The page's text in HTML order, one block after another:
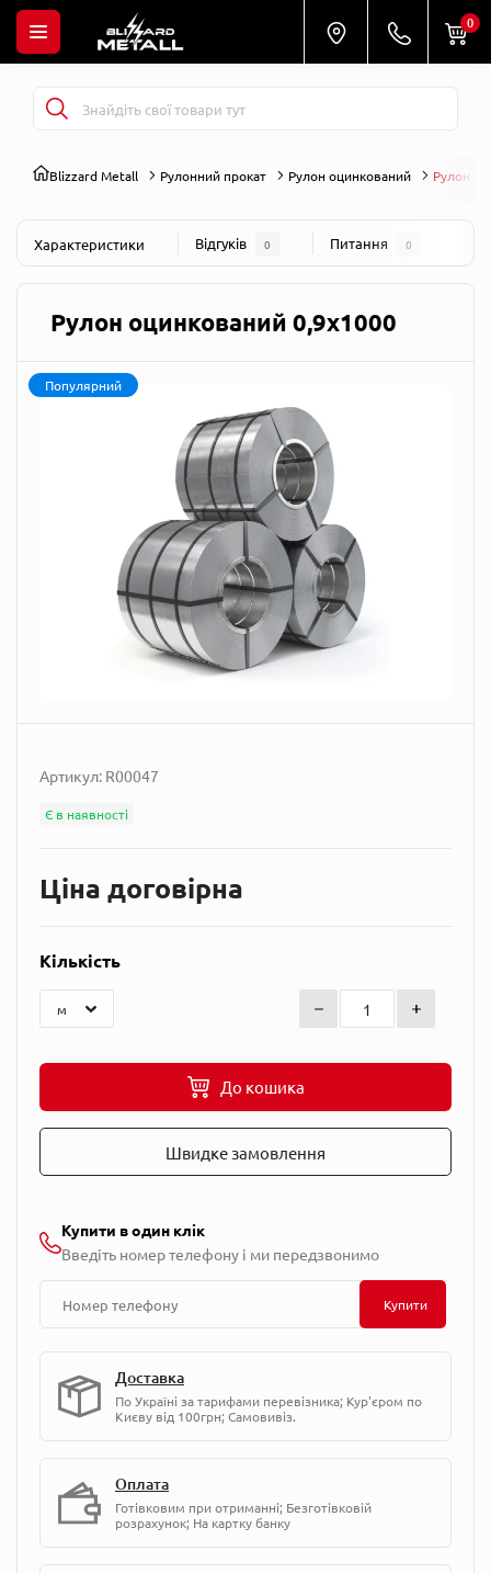
0
Blizzard Metall Рулонний прокат Рулон оцинкований Рулон
Характеристики Відгуків 0 Питання 0
Рулон оцинкований 0,9х1000
Популярний
Артикул: R00047
Є в наявності
Ціна договірна
Кількість
До кошика
Швидке замовлення
Купити в один клік
Введіть номер телефону і ми передзвонимо
Купити
Доставка
По Україні за тарифами перевізника; Кур'єром по
Києву від 100грн; Самовивіз.
Оплата
Готівковим при отриманні; Безготівковій
розрахунок; На картку банку